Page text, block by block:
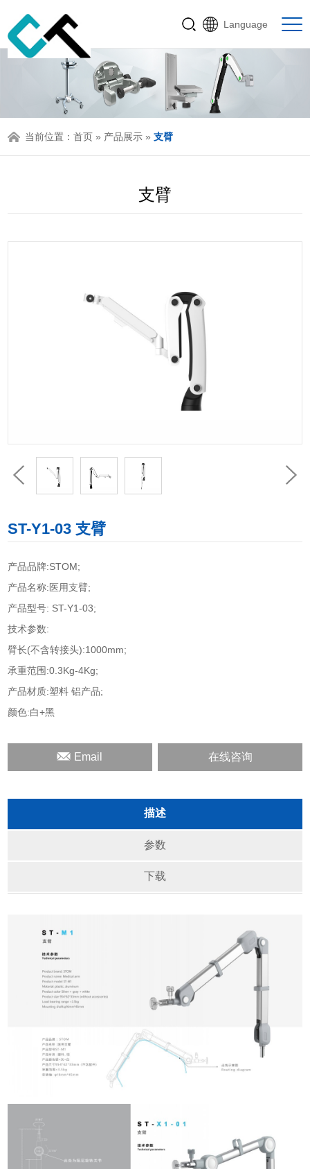
Language
当前位置：首页 » 产品展示 »支臂
支臂
ST-Y1-03 支臂
产品品牌:STOM;
产品名称:医用支臂;
产品型号: ST-Y1-03;
技术参数:
臂长(不含转接头):1000mm;
承重范围:0.3Kg-4Kg;
产品材质:塑料 铝产品;
颜色:白+黑
Email 在线咨询
描述
参数
下载